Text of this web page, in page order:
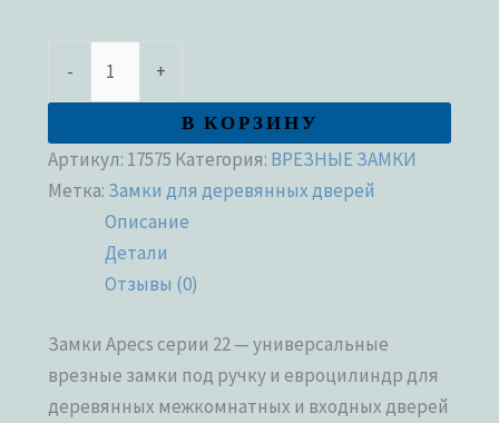
- +
В КОРЗИНУ
Артикул: 17575 Категория: ВРЕЗНЫЕ ЗАМКИ
Метка: Замки для деревянных дверей
Описание
Детали
Отзывы (0)
Замки Apecs серии 22 — универсальные
врезные замки под ручку и евроцилиндр для
деревянных межкомнатных и входных дверей